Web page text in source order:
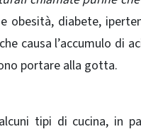
diabete,
causa l’accumulo di
portare alla gotta.
tipi di cucina, in